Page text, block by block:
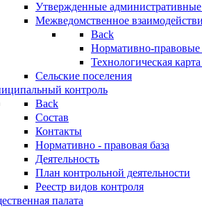
Утвержденные
Межведомственное
Back
Нормативно-правовые
Технологическая
Сельские поселения
контроль
Back
Состав
Контакты
Нормативно - правовая база
Деятельность
План контрольной деятельности
Реестр видов контроля
палата